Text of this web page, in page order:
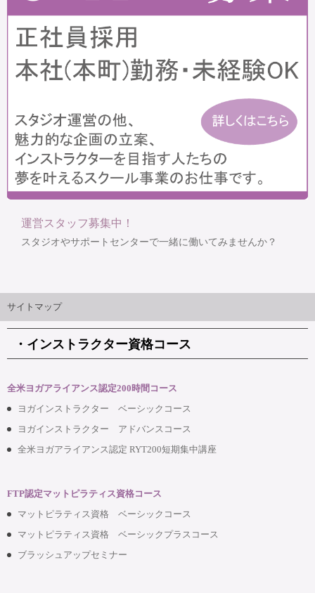
運営スタッフ募集中！
スタジオやサポートセンターで一緒に働いてみませんか？
サイトマップ
・インストラクター資格コース
全米ヨガアライアンス認定200時間コース
ヨガインストラクター ベーシックコース
ヨガインストラクター アドバンスコース
全米ヨガアライアンス認定 RYT200短期集中講座
FTP認定マットピラティス資格コース
マットピラティス資格 ベーシックコース
マットピラティス資格 ベーシックプラスコース
ブラッシュアップセミナー